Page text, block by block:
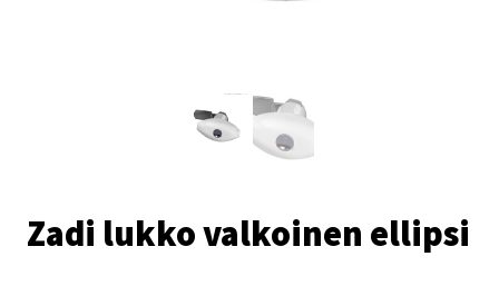
Zadi lukko valkoinen ellipsi